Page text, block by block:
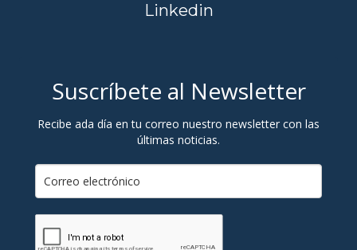
Linkedin
Suscríbete al Newsletter
Recibe ada día en tu correo nuestro newsletter con las
últimas noticias.